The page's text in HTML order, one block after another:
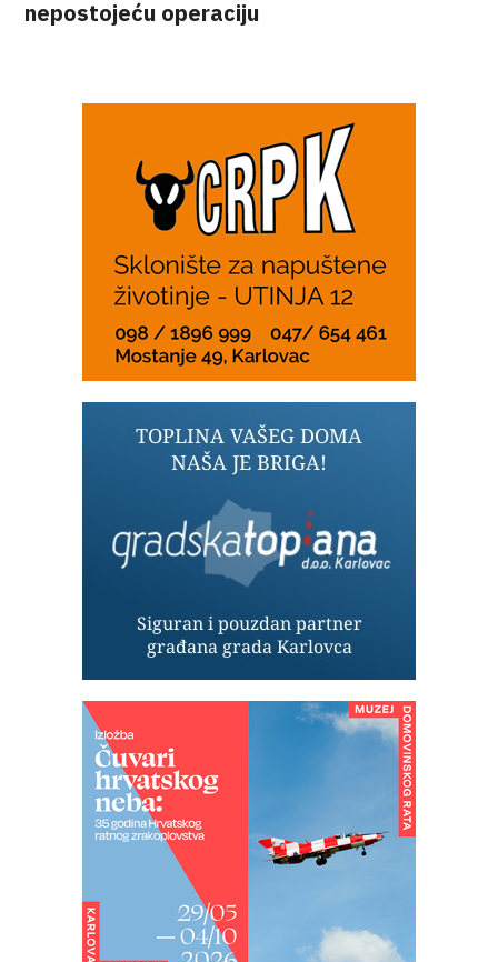
nepostojeću operaciju